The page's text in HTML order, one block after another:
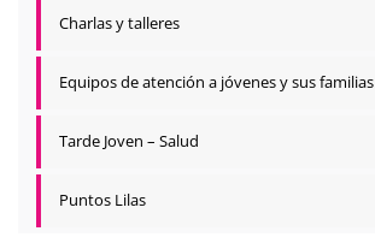
Charlas y talleres
Equipos de atención a jóvenes y sus familias
Tarde Joven – Salud
Puntos Lilas